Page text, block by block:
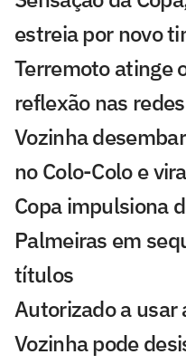
estreia por novo
Terremoto atinge
reflexão nas
Vozinha
no Colo-Colo e
Copa impulsiona
Palmeiras em
títulos
Autorizado a usar
Vozinha pode